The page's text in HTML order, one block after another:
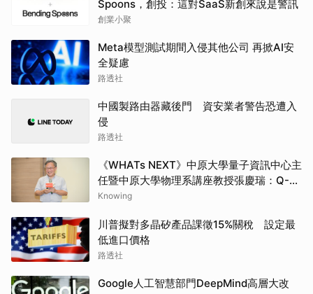
Spoons，創投：這對SaaS新創來說是警訊
創業小聚
Meta模型測試期間入侵其他公司 再掀AI安
全疑慮
路透社
中國製路由器藏後門 資安業者警告恐遭入
侵
路透社
《WHATs NEXT》中原大學量子資訊中心主
任暨中原大學物理系講座教授張慶瑞：Q-
day的countdown現在已經開始了
Knowing
川普擬對多晶矽產品課徵15%關稅 設定最
低進口價格
路透社
Google人工智慧部門DeepMind高層大改